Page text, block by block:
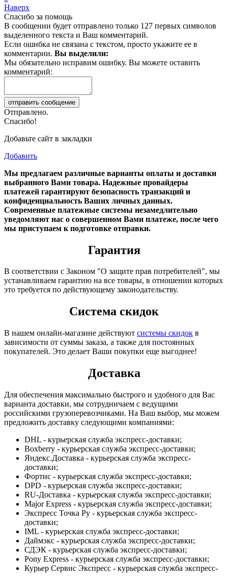
Наверх
Спасибо за помощь
В сообщении будет отправлено только 127 первых символов
выделенного текста и Ваш комментарий.
Если ошибка не связана с текстом, просто укажите ее в
комментарии. Вы выделили:
Мы обязательно исправим ошибку. Вы можете оставить
комментарий:
Отправлено.
Спасибо!
Добавьте сайт в закладки
Добавить
Мы предлагаем различные варианты оплаты и доставки
выбранного Вами товара. Надежные провайдеры
платежей гарантируют безопасность транзакций и
конфиденциальность Ваших личных данных.
Современные платежные системы незамедлительно
уведомляют нас о совершенном Вами платеже, после чего
мы приступаем к подготовке отправки.
Гарантия
В соответствии с Законом "О защите прав потребителей", мы
устанавливаем гарантию на все товары, в отношении которых
это требуется по действующему законодательству.
Система скидок
В нашем онлайн-магазине действуют системы скидок в
зависимости от суммы заказа, а также для постоянных
покупателей. Это делает Ваши покупки еще выгоднее!
Доставка
Для обеспечения максимально быстрого и удобного для Вас
варианта доставки, мы сотрудничаем с ведущими
российскими грузоперевозчиками. На Ваш выбор, мы можем
предложить доставку следующими компаниями:
DHL - курьерская служба экспресс-доставки;
Boxberry - курьерская служба экспресс-доставки;
Яндекс.Доставка - курьерская служба экспресс-
доставки;
Фортис - курьерская служба экспресс-доставки;
DPD - курьерская служба экспресс-доставки;
RU-Доставка - курьерская служба экспресс-доставки;
Major Express - курьерская служба экспресс-доставки;
Экспресс Точка Ру - курьерская служба экспресс-
доставки;
IML - курьерская служба экспресс-доставки;
Даймэкс - курьерская служба экспресс-доставки;
СДЭК - курьерская служба экспресс-доставки;
Pony Express - курьерская служба экспресс-доставки;
Курьер Сервис Экспресс - курьерская служба экспресс-